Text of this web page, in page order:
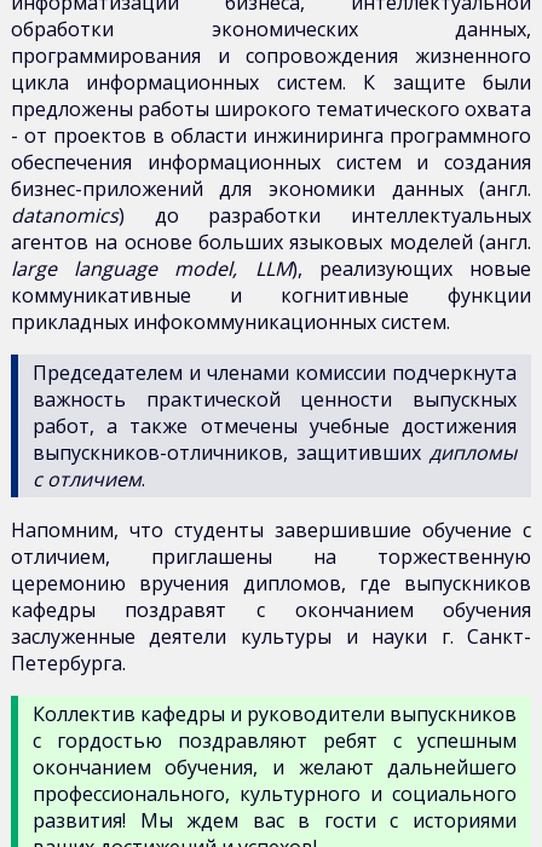
обработки экономических данных,
программирования и сопровождения жизненного
цикла информационных систем. К защите были
предложены работы широкого тематического охвата
- от проектов в области инжиниринга программного
обеспечения информационных систем и создания
бизнес-приложений для экономики данных (англ.
datanomics) до разработки интеллектуальных
агентов на основе больших языковых моделей (англ.
large language model, LLM), реализующих новые
коммуникативные и когнитивные функции
прикладных инфокоммуникационных систем.
Председателем и членами комиссии подчеркнута
важность практической ценности выпускных
работ, а также отмечены учебные достижения
выпускников-отличников, защитившихдипломы
с отличием.
Напомним, что студенты завершившие обучение с
отличием, приглашены на торжественную
церемонию вручения дипломов, где выпускников
кафедры поздравят с окончанием обучения
заслуженные деятели культуры и науки г. Санкт-
Петербурга.
Коллектив кафедры и руководители выпускников
с гордостью поздравляют ребят с успешным
окончанием обучения, и желают дальнейшего
профессионального, культурного и социального
развития! Мы ждем вас в гости с историями